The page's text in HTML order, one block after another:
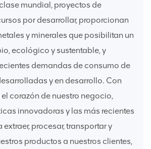
mundial, proyectos de
por desarrollar, proporcionan
y minerales que posibilitan un
ecológico y sustentable, y
demandas de consumo de
y en desarrollo. Con
el corazón de nuestro negocio,
innovadoras y las más recientes
procesar, transportar y
productos a nuestros clientes,